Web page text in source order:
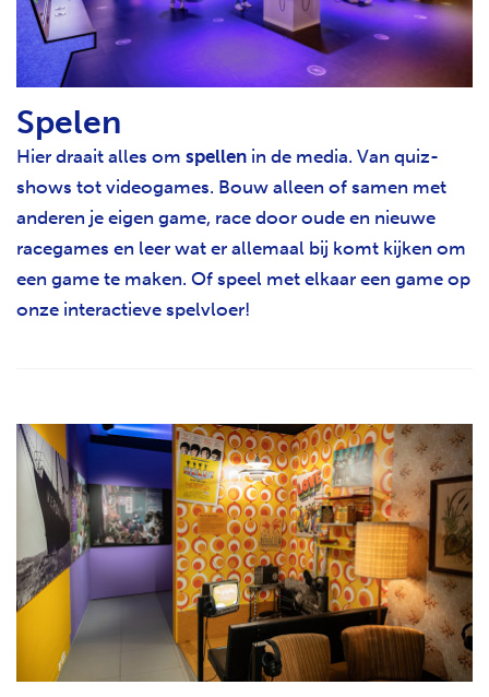
Spelen
Hier draait alles om spellen in de media. Van quiz-
shows tot videogames. Bouw alleen of samen met
anderen je eigen game, race door oude en nieuwe
racegames en leer wat er allemaal bij komt kijken om
een game te maken. Of speel met elkaar een game op
onze interactieve spelvloer!